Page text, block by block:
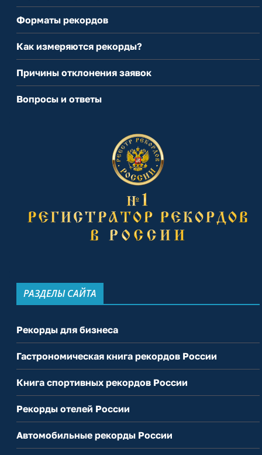
Форматы рекордов
Как измеряются рекорды?
Причины отклонения заявок
Вопросы и ответы
РАЗДЕЛЫ САЙТА
Рекорды для бизнеса
Гастрономическая книга рекордов России
Книга спортивных рекордов России
Рекорды отелей России
Автомобильные рекорды России